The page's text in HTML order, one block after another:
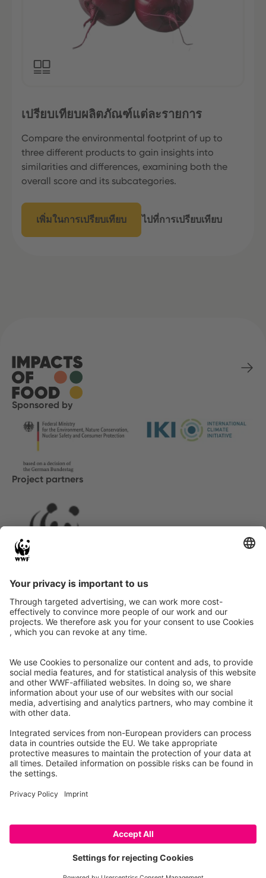
เปรียบเทียบผลิตภัณฑ์แต่ละรายการ
Compare the environmental footprint of up to
three different products to gain insights into
similarities and differences, examining both the
overall score and its subcategories.
เพิ่มในการเปรียบเทียบ ไปที่การเปรียบเทียบ
Sponsored by
Project partners
© Food ImpactsLegal notice
InstagramFacebookXLinkedIn
โปรดทราบ: นี่คือโพรโทไทป์ที่แสดงเฉพาะรายการผลิตภัณฑ์บาง
ส่วนเท่านั้น ฟีเจอร์บางอย่างยังไม่ได้รับการพัฒนาอย่างสมบูรณ์
(เช่น ค่าทางโภชนาการ สมมติฐานทางระเบียบวิธี ความพร้อม